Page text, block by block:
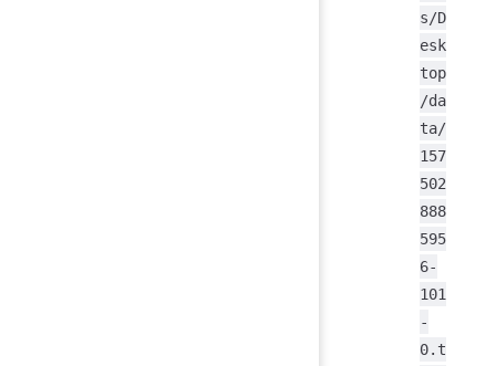
s/D
esk
top
/da
ta/
157
502
888
595
6-
101
-
0.t